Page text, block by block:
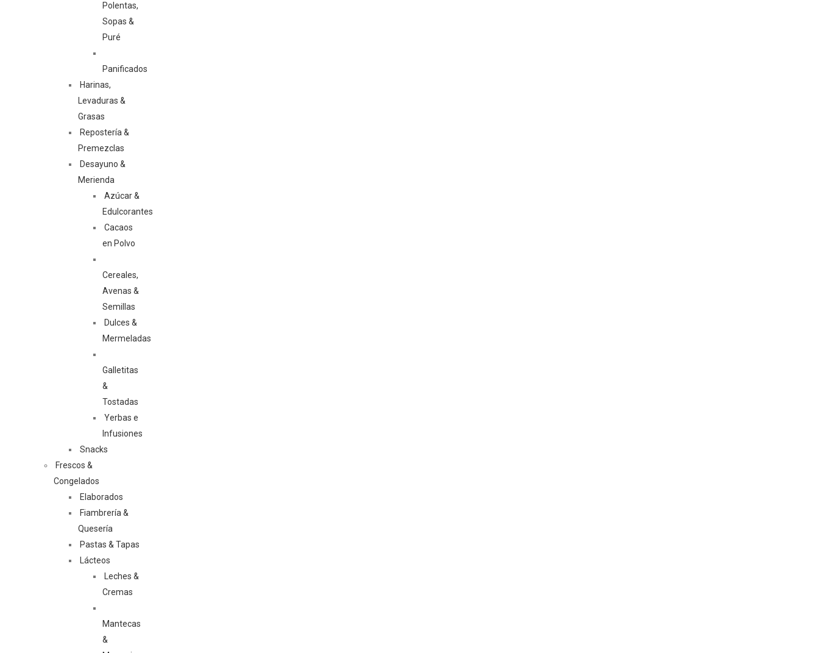
Polentas,
Sopas &
Puré
Panificados
Harinas,
Levaduras &
Grasas
Repostería &
Premezclas
Desayuno &
Merienda
Azúcar &
Edulcorantes
Cacaos
en Polvo
Cereales,
Avenas &
Semillas
Dulces &
Mermeladas
Galletitas
&
Tostadas
Yerbas e
Infusiones
Snacks
Frescos &
Congelados
Elaborados
Fiambrería &
Quesería
Pastas & Tapas
Lácteos
Leches &
Cremas
Mantecas
&